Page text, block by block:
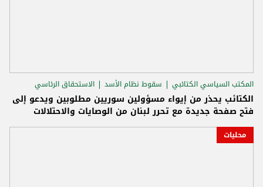
المكتب السياسي الكتائبي سقوط نظام الأسد الاستحقاق الرئاسي
الكتائب يحذر من إيواء مسؤولين سوريين مطلوبين ويدعو إلى
فتح صفحة جديدة مع تحرر لبنان من الوصايات والاحتلالات
محليات